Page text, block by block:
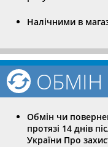
Налічними в
ОБМІН
Обмін чи
протязі 14 днів
України Про